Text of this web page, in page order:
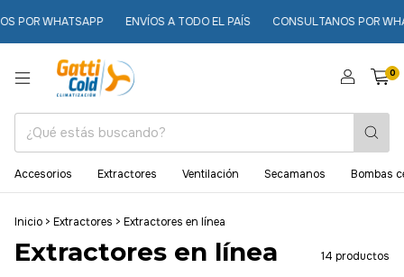
WHATSAPP ENVÍOS A TODO EL PAÍS CONSULTANOS POR
0
Accesorios Extractores Ventilación Secamanos Bombas
Inicio > Extractores > Extractores en línea
Extractores en línea 14 productos